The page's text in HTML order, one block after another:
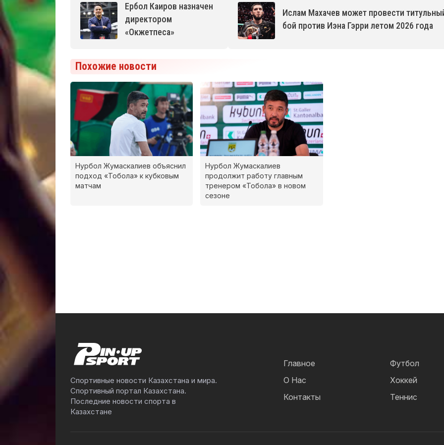
Ербол Каиров назначен
директором
«Окжетпеса»
Ислам Махачев может провести
бой против Иэна Гэрри летом 2026 года
Похожие новости
Нурбол Жумаскалиев объяснил
подход «Тобола» к кубковым
матчам
Нурбол Жумаскалиев
продолжит работу главным
тренером «Тобола» в новом
сезоне
Спортивные новости Казахстана и мира.
Спортивный портал Казахстана.
Последние новости спорта в
Казахстане
Главное
О Нас
Контакты
Футбол
Хоккей
Теннис